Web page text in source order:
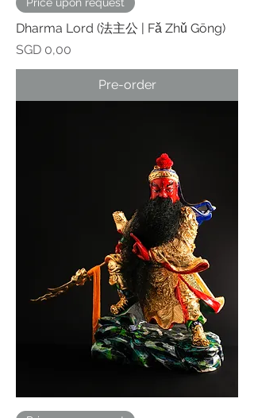
Price upon request
Dharma Lord (法主公 | Fǎ Zhǔ Gōng)
Prijs
SGD 0,00
Pre-order